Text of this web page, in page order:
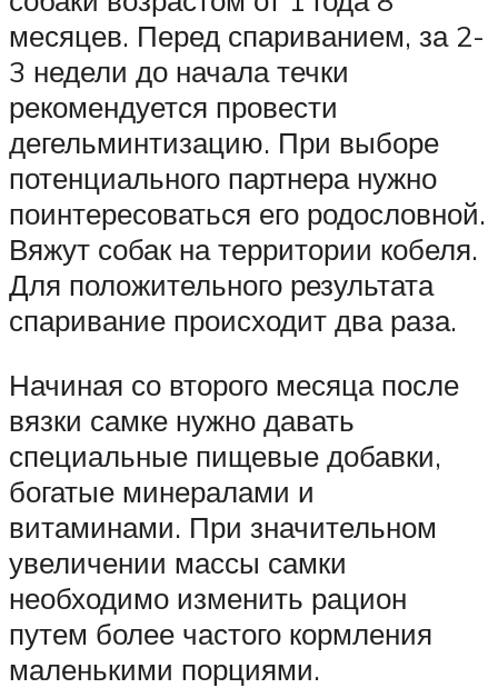
месяцев. Перед спариванием, за 2-
3 недели до начала течки
рекомендуется провести
дегельминтизацию. При выборе
потенциального партнера нужно
поинтересоваться его родословной.
Вяжут собак на территории кобеля.
Для положительного результата
спаривание происходит два раза.
Начиная со второго месяца после
вязки самке нужно давать
специальные пищевые добавки,
богатые минералами и
витаминами. При значительном
увеличении массы самки
необходимо изменить рацион
путем более частого кормления
маленькими порциями.